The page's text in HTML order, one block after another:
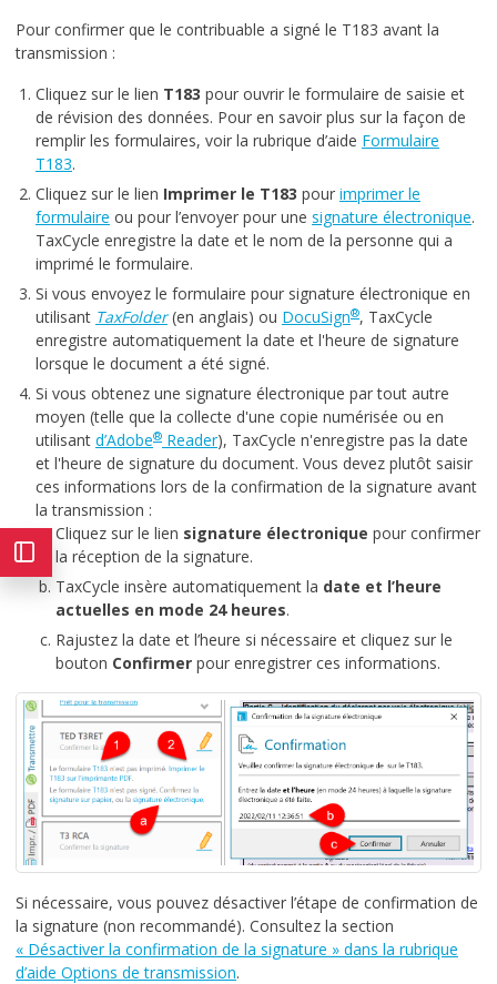
Pour confirmer que le contribuable a signé le T183 avant la
transmission :
Cliquez sur le lien T183 pour ouvrir le formulaire de saisie et
de révision des données. Pour en savoir plus sur la façon de
remplir les formulaires, voir la rubrique d’aide Formulaire
T183.
Cliquez sur le lien Imprimer le T183 pour imprimer le
formulaire ou pour l’envoyer pour une signature électronique.
TaxCycle enregistre la date et le nom de la personne qui a
imprimé le formulaire.
Si vous envoyez le formulaire pour signature électronique en
utilisant TaxFolder(en anglais) ou DocuSign®, TaxCycle
enregistre automatiquement la date et l'heure de signature
lorsque le document a été signé.
Si vous obtenez une signature électronique par tout autre
moyen (telle que la collecte d'une copie numérisée ou en
utilisant d’Adobe® Reader), TaxCycle n'enregistre pas la date
et l'heure de signature du document. Vous devez plutôt saisir
ces informations lors de la confirmation de la signature avant
la transmission :
Cliquez sur le lien signature électronique pour confirmer
la réception de la signature.
TaxCycle insère automatiquement la date et l’heure
actuelles en mode 24 heures.
Rajustez la date et l’heure si nécessaire et cliquez sur le
bouton Confirmer pour enregistrer ces informations.
Si nécessaire, vous pouvez désactiver l’étape de confirmation de
la signature (non recommandé). Consultez la section
« Désactiver la confirmation de la signature » dans la rubrique
d’aide Options de transmission.